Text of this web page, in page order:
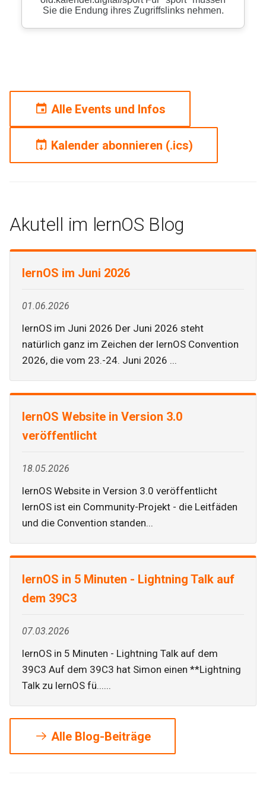
Alle Events und Infos
Kalender abonnieren (.ics)
Akutell im lernOS Blog
lernOS im Juni 2026
01.06.2026
lernOS im Juni 2026 Der Juni 2026 steht
natürlich ganz im Zeichen der lernOS Convention
2026, die vom 23.-24. Juni 2026 ...
lernOS Website in Version 3.0
veröffentlicht
18.05.2026
lernOS Website in Version 3.0 veröffentlicht
lernOS ist ein Community-Projekt - die Leitfäden
und die Convention standen...
lernOS in 5 Minuten - Lightning Talk auf
dem 39C3
07.03.2026
lernOS in 5 Minuten - Lightning Talk auf dem
39C3 Auf dem 39C3 hat Simon einen **Lightning
Talk zu lernOS fü......
Alle Blog-Beiträge